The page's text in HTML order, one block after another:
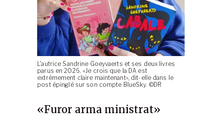
L’autrice Sandrine Goeyvaerts et ses deux livres
parus en 2026. «Je crois que la DA est
extrêmement claire maintenant», dit-elle dans le
post épinglé sur son compte BlueSky. ©DR
«Furor arma ministrat»